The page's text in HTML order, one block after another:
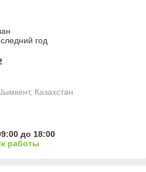
год
Казахстан
до 18:00
работы